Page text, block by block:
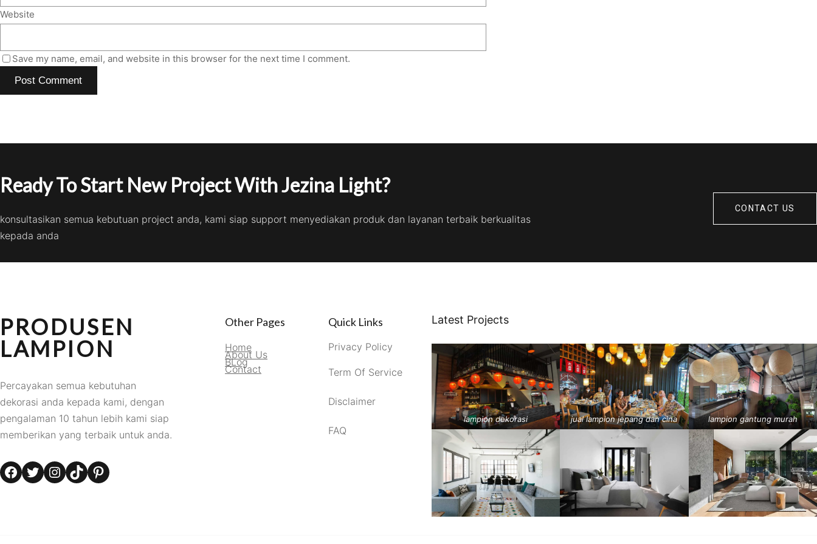
Website
Save my name, email, and website in this browser for the next time I comment.
Ready To Start New Project With Jezina Light?
konsultasikan semua kebutuan project anda, kami siap support menyediakan produk dan layanan terbaik berkualitas
kepada anda
CONTACT US
PRODUSEN
LAMPION
Percayakan semua kebutuhan
dekorasi anda kepada kami, dengan
pengalaman 10 tahun lebih kami siap
memberikan yang terbaik untuk anda.
Facebook Twitter Instagram TikTok Pinterest
Other Pages
Home
About Us
BLog
Contact
Quick Links
Privacy Policy
Term Of Service
Disclaimer
FAQ
Latest Projects
lampion dekorasi jual lampion jepang dan cina lampion gantung murah